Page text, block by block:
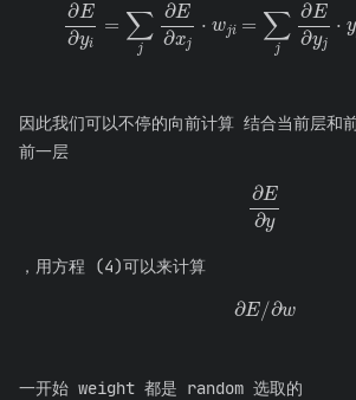
yi =∑ j∂ E∂xj⋅wji= ∑j∂E
j)⋅wj i
因此我们可以不停的向前计算 结合当前层和
前一层
E∂
，用方程 (4)可以来计算
/
一开始 weight 都是 random 选取的